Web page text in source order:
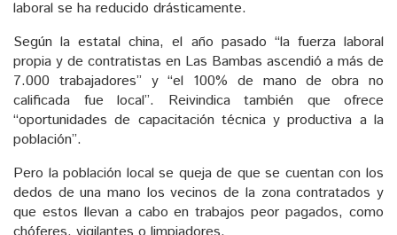
laboral se ha reducido drásticamente.
Según la estatal china, el año pasado “la fuerza laboral
propia y de contratistas en Las Bambas ascendió a más de
7.000 trabajadores” y “el 100% de mano de obra no
calificada fue local”. Reivindica también que ofrece
“oportunidades de capacitación técnica y productiva a la
población”.
Pero la población local se queja de que se cuentan con los
dedos de una mano los vecinos de la zona contratados y
que estos llevan a cabo en trabajos peor pagados, como